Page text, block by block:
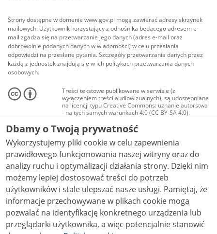
Strony dostępne w domenie www.gov.pl mogą zawierać adresy skrzynek
mailowych. Użytkownik korzystający z odnośnika będącego adresem e-
mail zgadza się na przetwarzanie jego danych (adres e-mail oraz
dobrowolnie podanych danych w wiadomości) w celu przesłania
odpowiedzi na przesłane pytania. Szczegóły przetwarzania danych przez
każdą z jednostek znajdują się w ich politykach przetwarzania danych
osobowych.
Treści tekstowe publikowane w serwisie (z
wyłączeniem treści audiowizualnych), są udostępniane
na licencji typu Creative Commons: uznanie autorstwa
- na tych samych warunkach 4.0 (CC BY-SA 4.0).
Materiały audiowizualne, w tym zdjęcia, materiały
audio i wideo, są udostępniane na licencji typu
Creative Commons: uznanie autorstwa użycie
niekomercyjne - bez utworów zależnych 4.0 (CC BY-
NC-ND 4.0), o ile nie jest to stwierdzone inaczej.
Dbamy o Twoją prywatność
Wykorzystujemy pliki cookie w celu zapewnienia
prawidłowego funkcjonowania naszej witryny oraz do
analizy ruchu i optymalizacji działania strony. Dzięki nim
możemy lepiej dostosować treści do potrzeb
użytkowników i stale ulepszać nasze usługi. Pamiętaj, że
informacje przechowywane w plikach cookie mogą
pozwalać na identyfikację konkretnego urządzenia lub
przeglądarki użytkownika, a więc potencjalnie stanowić